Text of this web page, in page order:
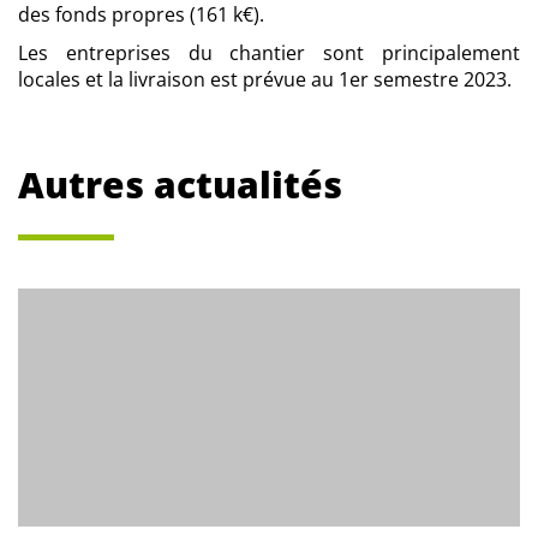
des fonds propres (161 k€).
Les entreprises du chantier sont principalement
locales et la livraison est prévue au 1er semestre 2023.
Autres actualités